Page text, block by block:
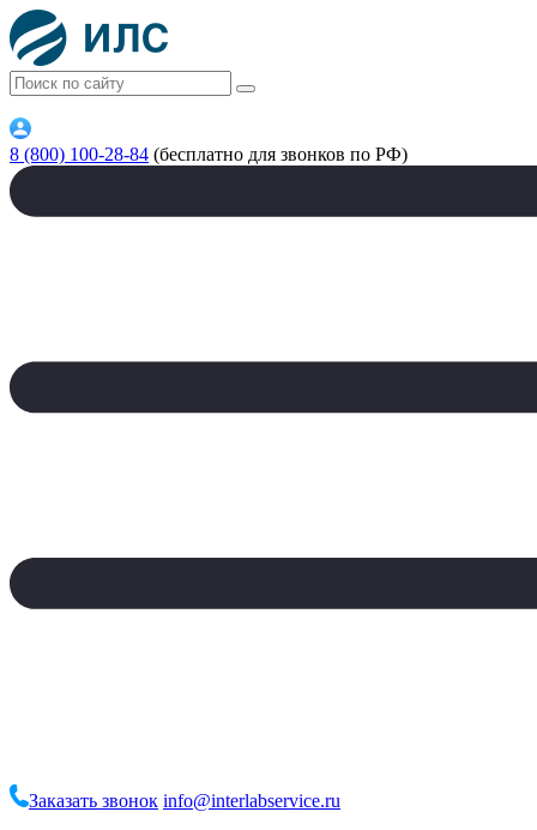
8 (800) 100-28-84 (бесплатно для звонков по РФ)
Заказать звонок info@interlabservice.ru